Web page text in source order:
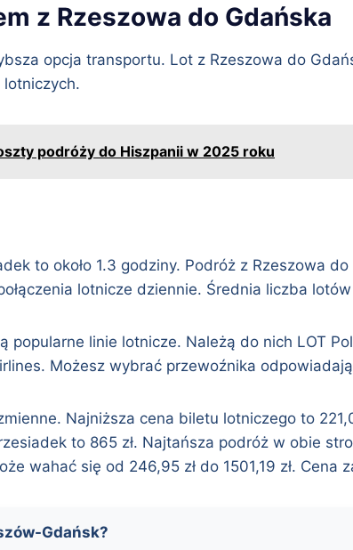
z Rzeszowa do Gdańska
opcja transportu. Lot z Rzeszowa do
lotniczych.
podróży do Hiszpanii w 2025 roku
to około 1.3 godziny. Podróż z Rzeszowa
lotnicze dziennie. Średnia liczba
popularne linie lotnicze. Należą do nich LOT
Możesz wybrać przewoźnika
Najniższa cena biletu lotniczego to
to 865 zł. Najtańsza podróż w obie
wahać się od 246,95 zł do 1501,19 zł.
Gdańsk?